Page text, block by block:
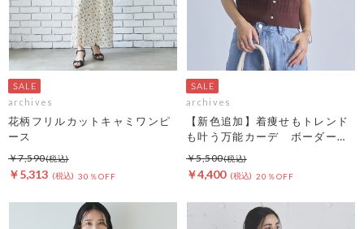
archives
花柄フリルカットキャミワンピ
ース
￥5,313 30％OFF
￥7,590
archives
【新色追加】着痩せもトレンド
も叶う万能カーデ ボーダーア
ソートハーフスリーブケーブル
ニットカーディガン
￥4,400 20％OFF
￥5,500